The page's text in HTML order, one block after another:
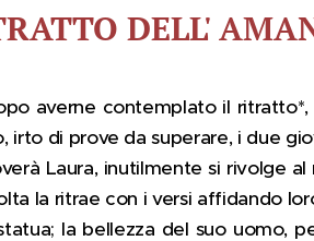
DELL'
averne contemplato il
irto di prove da superare, i due
Laura, inutilmente si rivolge
la ritrae con i versi affidando
la bellezza del suo uomo,